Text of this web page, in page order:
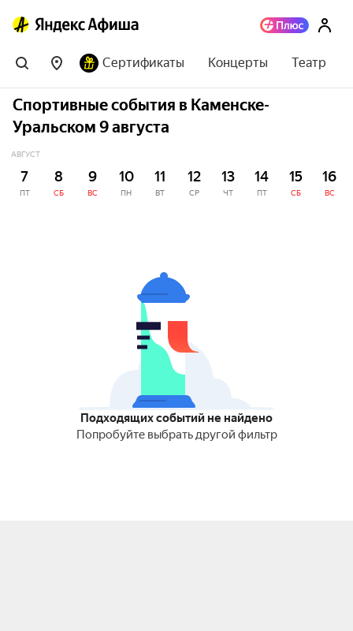
Сертификаты Концерты Театр
Спортивные события в Каменске-
Уральском 9 августа
АВГУСТ
7
ПТ
8
СБ
9
ВС
10
ПН
11
ВТ
12
СР
13
ЧТ
14
ПТ
15
СБ
16
ВС
Подходящих событий не найдено
Попробуйте выбрать другой фильтр